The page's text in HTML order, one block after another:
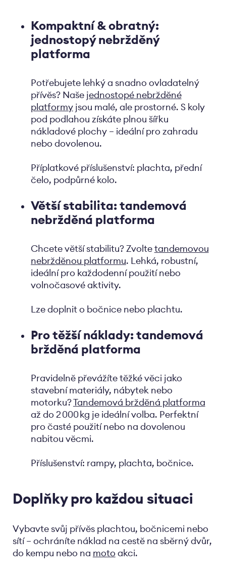
Kompaktní & obratný:
jednostopý nebržděný
platforma
Potřebujete lehký a snadno ovladatelný
přívěs? Naše jednostopé nebržděné
platformyjsou malé, ale prostorné. S koly
pod podlahou získáte plnou šířku
nákladové plochy – ideální pro zahradu
nebo dovolenou.
Příplatkové příslušenství: plachta, přední
čelo, podpůrné kolo.
Větší stabilita: tandemová
nebržděná platforma
Chcete větší stabilitu? Zvoltetandemovou
nebržděnou platformu. Lehká, robustní,
ideální pro každodenní použití nebo
volnočasové aktivity.
Lze doplnit o bočnice nebo plachtu.
Pro těžší náklady: tandemová
bržděná platforma
Pravidelně převážíte těžké věci jako
stavební materiály, nábytek nebo
motorku?Tandemová bržděná platforma
až do 2 000 kg je ideální volba. Perfektní
pro časté použití nebo na dovolenou
nabitou věcmi.
Příslušenství: rampy, plachta, bočnice.
Doplňky pro každou situaci
Vybavte svůj přívěs plachtou, bočnicemi nebo
sítí – ochráníte náklad na cestě na sběrný dvůr,
do kempu nebo na motoakci.